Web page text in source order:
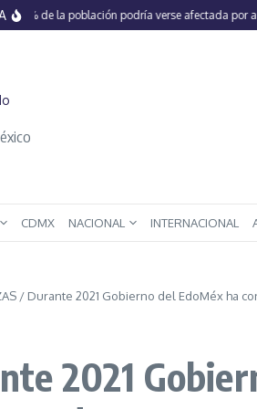
de la población podría verse afectada por
CDMX NACIONAL INTERNACIONAL
/ Durante 2021 Gobierno del EdoMéx ha
2021